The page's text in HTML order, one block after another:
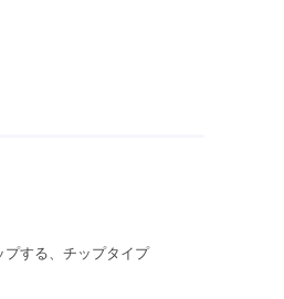
する、チップタイプ